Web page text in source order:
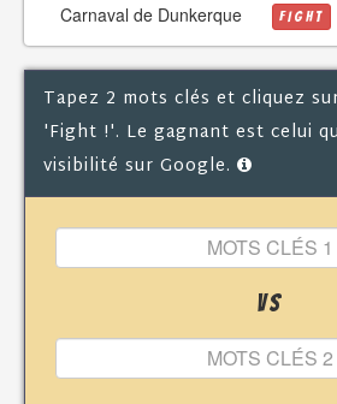
Carnaval de Dunkerque
FIGHT
Tapez 2 mots clés et cliquez
'Fight !'. Le gagnant est celui
visibilité sur Google.
VS